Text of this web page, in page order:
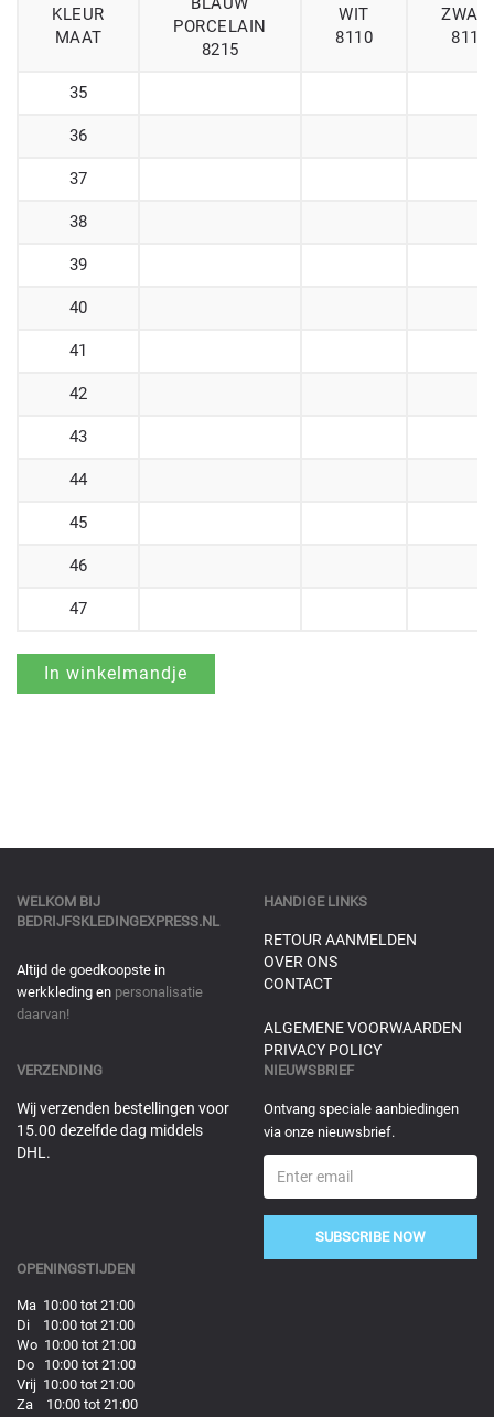
KLEUR
MAAT
PORCELAIN
8215
WIT
8110
8112
35
36
37
38
39
40
41
42
43
44
45
46
47
WELKOM BIJ
BEDRIJFSKLEDINGEXPRESS.NL
Altijd de goedkoopste in
werkkleding en personalisatie
daarvan!
HANDIGE LINKS
RETOUR AANMELDEN
OVER ONS
CONTACT
ALGEMENE VOORWAARDEN
PRIVACY POLICY
VERZENDING
Wij verzenden bestellingen voor
15.00 dezelfde dag middels
DHL.
NIEUWSBRIEF
Ontvang speciale aanbiedingen
via onze nieuwsbrief.
SUBSCRIBE NOW
OPENINGSTIJDEN
Ma 10:00 tot 21:00
Di 10:00 tot 21:00
Wo 10:00 tot 21:00
Do 10:00 tot 21:00
Vrij 10:00 tot 21:00
Za 10:00 tot 21:00